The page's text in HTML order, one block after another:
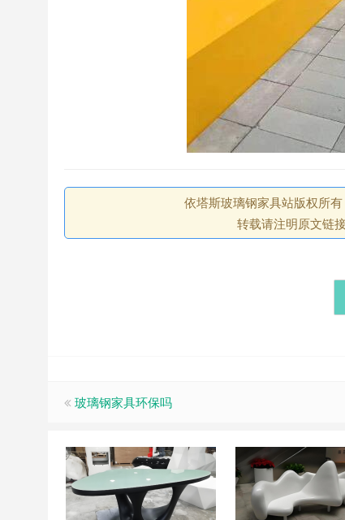
依塔斯玻璃钢家具站版权所
转载请注明原文链
玻璃钢家具环保吗